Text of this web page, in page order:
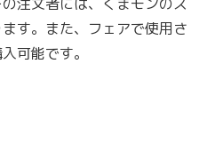
す。また、フェアで使用さ
可能です。